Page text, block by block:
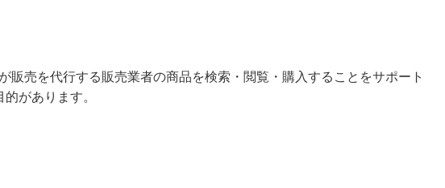
売を代行する販売業者の商品を検索・閲覧・購入することをサポート
があります。